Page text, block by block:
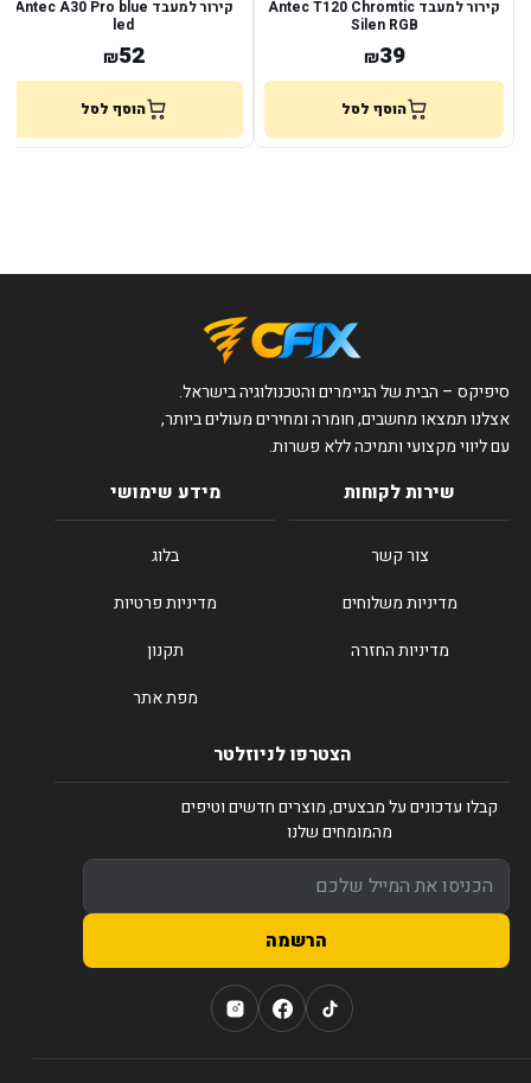
קירור למעבד Antec T120 Chromtic
Silen RGB
₪39
הוסף לסל
קירור למעבד Antec A30 Pro blue
led
₪52
הוסף לסל
סיפיקס – הבית של הגיימרים והטכנולוגיה בישראל.
אצלנו תמצאו מחשבים, חומרה ומחירים מעולים ביותר,
עם ליווי מקצועי ותמיכה ללא פשרות.
שירות לקוחות
צור קשר
מדיניות משלוחים
מדיניות החזרה
מידע שימושי
בלוג
מדיניות פרטיות
תקנון
מפת אתר
הצטרפו לניוזלטר
קבלו עדכונים על מבצעים, מוצרים חדשים וטיפים
מהמומחים שלנו
הרשמה